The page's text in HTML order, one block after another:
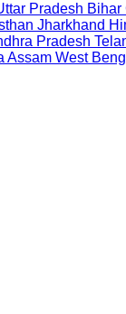
Pradesh Bihar
Jharkhand
Pradesh
Assam West